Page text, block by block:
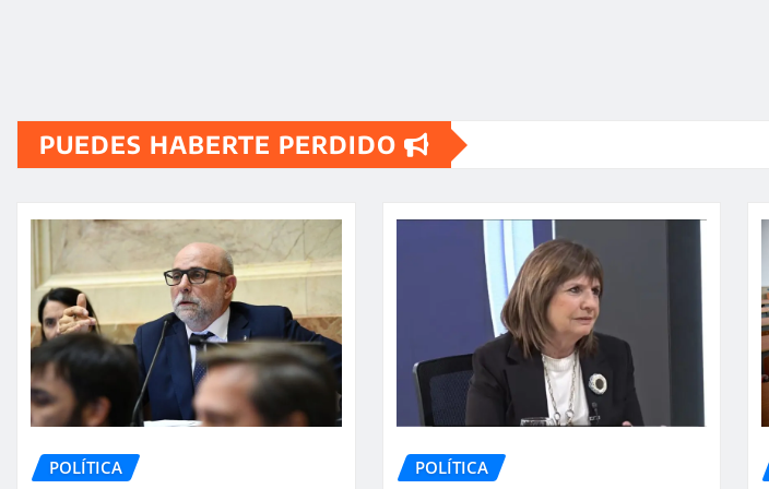
PUEDES HABERTE PERDIDO
POLÍTICA POLÍTICA